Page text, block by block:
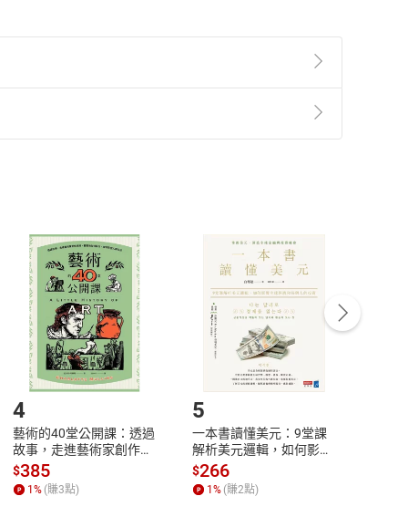
第2條第5款之規定，「非以有形媒介提供之數位
點選「瀏覽訂單明細」 「申請取消訂單/ 退
貨。
付款方式
Payment
完成訂單
Complete
號，下載書籍後看書
4
藝術的40堂公開課：透過
故事，走進藝術家創作現
場，看藝術如何誕生、如
何形塑人類生活【電子
書】
$385
1% (賺3點)
5
一本書讀懂美元：9堂課
解析美元邏輯，如何影響
全球經濟和每個人的投資
【電子書】
$266
1% (賺2點)